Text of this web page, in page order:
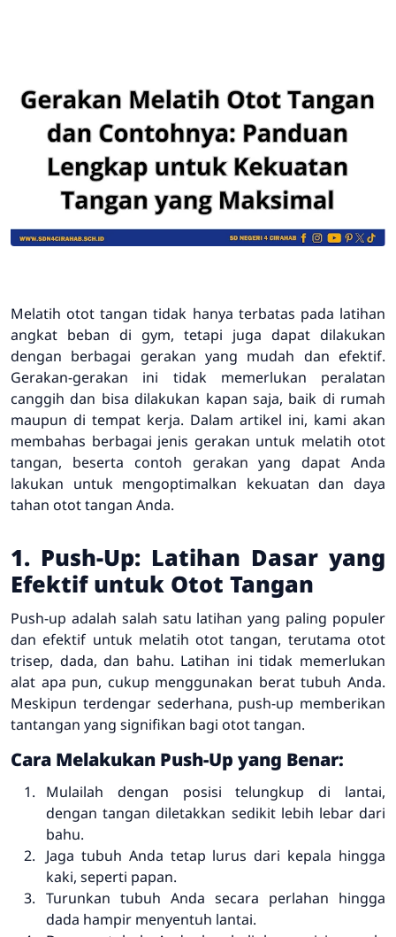
Melatih otot tangan tidak hanya terbatas pada latihan
angkat beban di gym, tetapi juga dapat dilakukan
dengan berbagai gerakan yang mudah dan efektif.
Gerakan-gerakan ini tidak memerlukan peralatan
canggih dan bisa dilakukan kapan saja, baik di rumah
maupun di tempat kerja. Dalam artikel ini, kami akan
membahas berbagai jenis gerakan untuk melatih otot
tangan, beserta contoh gerakan yang dapat Anda
lakukan untuk mengoptimalkan kekuatan dan daya
tahan otot tangan Anda.
1. Push-Up: Latihan Dasar yang
Efektif untuk Otot Tangan
Push-up adalah salah satu latihan yang paling populer
dan efektif untuk melatih otot tangan, terutama otot
trisep, dada, dan bahu. Latihan ini tidak memerlukan
alat apa pun, cukup menggunakan berat tubuh Anda.
Meskipun terdengar sederhana, push-up memberikan
tantangan yang signifikan bagi otot tangan.
Cara Melakukan Push-Up yang Benar:
Mulailah dengan posisi telungkup di lantai,
dengan tangan diletakkan sedikit lebih lebar dari
bahu.
Jaga tubuh Anda tetap lurus dari kepala hingga
kaki, seperti papan.
Turunkan tubuh Anda secara perlahan hingga
dada hampir menyentuh lantai.